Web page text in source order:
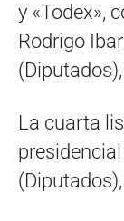
y «Todex»,
Rodrigo
La cuarta